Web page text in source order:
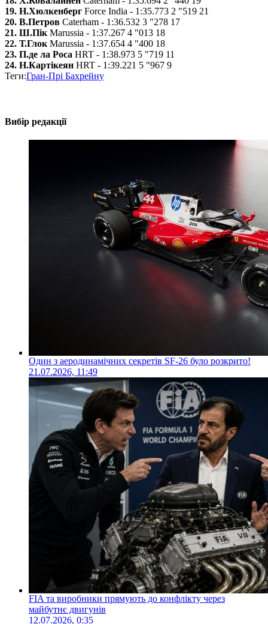
19. Н.Хюлкенберг Force India - 1:35.773 2 "519 21
20. В.Петров Caterham - 1:36.532 3 "278 17
21. Ш.ПікMarussia - 1:37.267 4 "013 18
22. Т.ГлокMarussia - 1:37.654 4 "400 18
23. П.де ла Роса HRT - 1:38.973 5 "719 11
24. Н.Картікеян HRT - 1:39.221 5 "967 9
Теги:Гран-Прі Бахрейну
Вибір редакції
Один з аеродинамічних секретів SF-26 було розкрито!
21.07.2026, 11:49
FIA та виробники прямують до конфлікту через
майбутнє двигунів
12.07.2026, 0:35